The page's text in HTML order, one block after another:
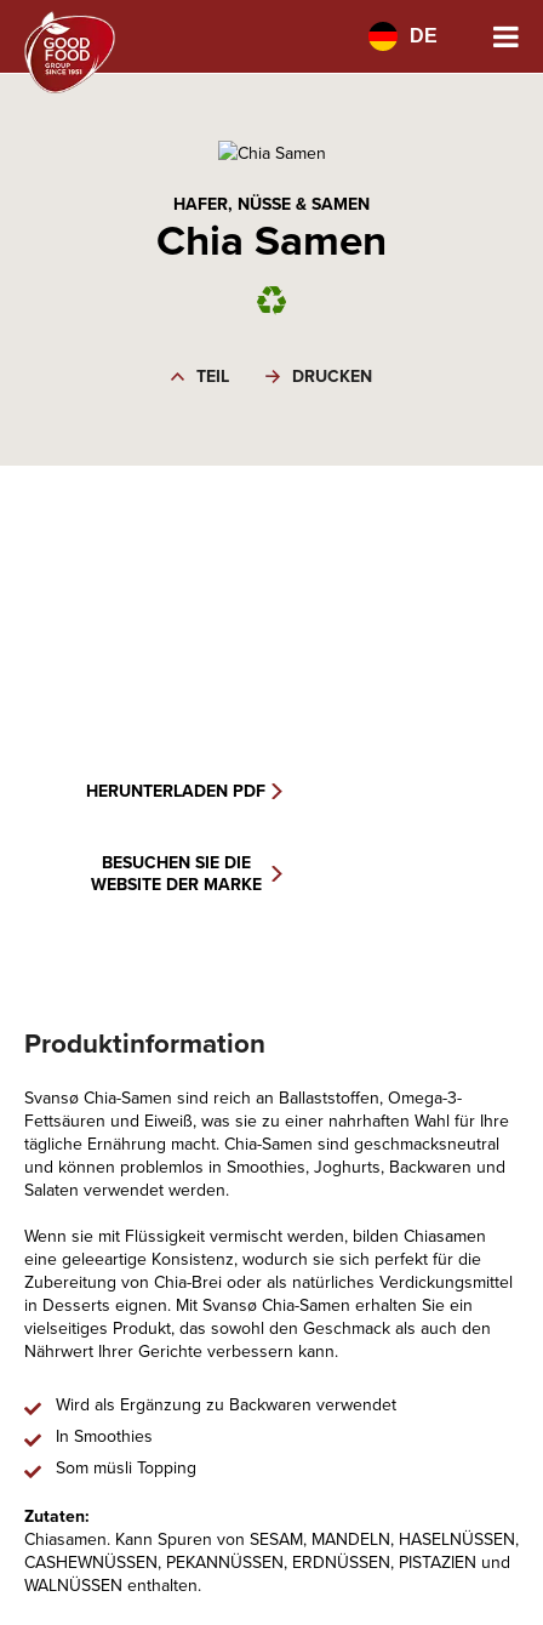
DE
HAFER, NÜSSE & SAMEN
Chia Samen
TEIL DRUCKEN
HERUNTERLADEN PDF
BESUCHEN SIE DIE
WEBSITE DER MARKE
Produktinformation
Svansø Chia-Samen sind reich an Ballaststoffen, Omega-3-
Fettsäuren und Eiweiß, was sie zu einer nahrhaften Wahl für Ihre
tägliche Ernährung macht. Chia-Samen sind geschmacksneutral
und können problemlos in Smoothies, Joghurts, Backwaren und
Salaten verwendet werden.
Wenn sie mit Flüssigkeit vermischt werden, bilden Chiasamen
eine geleeartige Konsistenz, wodurch sie sich perfekt für die
Zubereitung von Chia-Brei oder als natürliches Verdickungsmittel
in Desserts eignen. Mit Svansø Chia-Samen erhalten Sie ein
vielseitiges Produkt, das sowohl den Geschmack als auch den
Nährwert Ihrer Gerichte verbessern kann.
Wird als Ergänzung zu Backwaren verwendet
In Smoothies
Som müsli Topping
Zutaten:
Chiasamen. Kann Spuren von SESAM, MANDELN, HASELNÜSSEN,
CASHEWNÜSSEN, PEKANNÜSSEN, ERDNÜSSEN, PISTAZIEN und
WALNÜSSEN enthalten.